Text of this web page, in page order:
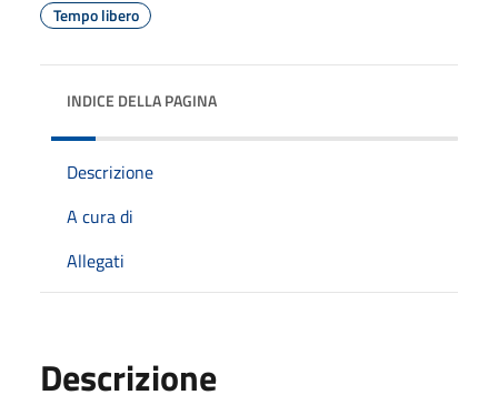
Tempo libero
INDICE DELLA PAGINA
Descrizione
A cura di
Allegati
Descrizione